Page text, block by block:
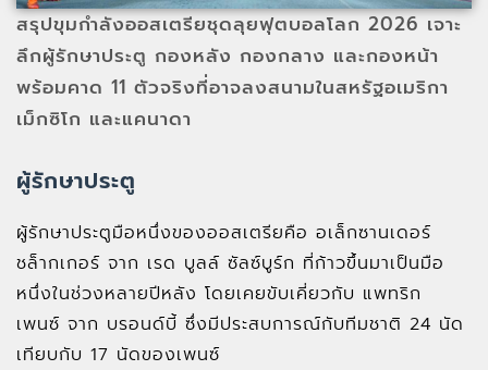
สรุปขุมกำลังออสเตรียชุดลุยฟุตบอลโลก 2026 เจาะ
ลึกผู้รักษาประตู กองหลัง กองกลาง และกองหน้า
พร้อมคาด 11 ตัวจริงที่อาจลงสนามในสหรัฐอเมริกา
เม็กซิโก และแคนาดา
ผู้รักษาประตู
ผู้รักษาประตูมือหนึ่งของออสเตรียคือ อเล็กซานเดอร์
ชล็ากเกอร์ จาก เรด บูลล์ ซัลซ์บูร์ก ที่ก้าวขึ้นมาเป็นมือ
หนึ่งในช่วงหลายปีหลัง โดยเคยขับเคี่ยวกับ แพทริก
เพนซ์ จาก บรอนด์บี้ ซึ่งมีประสบการณ์กับทีมชาติ 24 นัด
เทียบกับ 17 นัดของเพนซ์